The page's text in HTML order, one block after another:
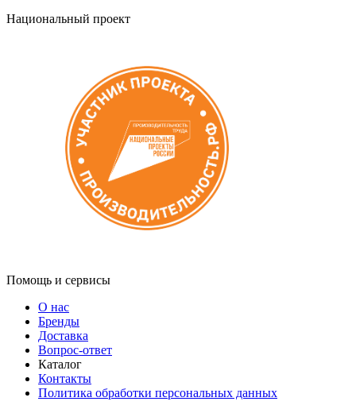
Национальный проект
Помощь и сервисы
О нас
Бренды
Доставка
Вопрос-ответ
Каталог
Контакты
Политика обработки персональных данных